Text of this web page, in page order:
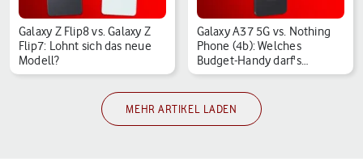
Galaxy Z Flip8 vs. Galaxy Z
Flip7: Lohnt sich das neue
Modell?
Galaxy A37 5G vs. Nothing
Phone (4b): Welches
Budget-Handy darf's…
MEHR ARTIKEL LADEN